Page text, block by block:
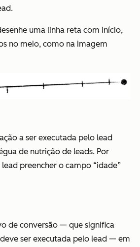
uma linha reta com início,
no meio, como na imagem
a ser executada pelo lead
de nutrição de leads. Por
preencher o campo “idade”
de conversão — que significa
ser executada pelo lead — em